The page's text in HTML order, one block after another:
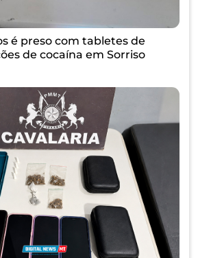
é preso com tabletes de
de cocaína em Sorriso